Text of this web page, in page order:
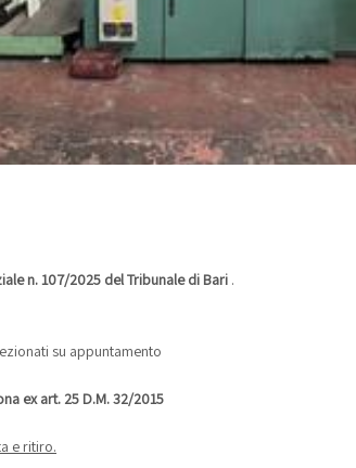
n. 107/2025 del Tribunale di Bari .
su appuntamento
ex art. 25 D.M. 32/2015
e ritiro.